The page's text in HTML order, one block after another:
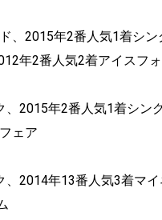
、2015年2番人気1着シ
年2番人気2着アイスフ
、2015年2番人気1着シン
ェア
、2014年13番人気3着マ